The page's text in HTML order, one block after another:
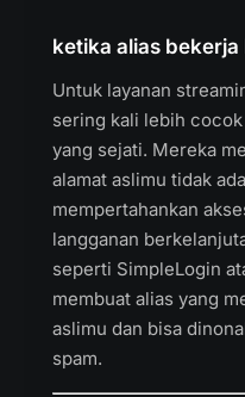
ketika alias bekerja
Untuk layanan
sering kali lebih
yang sejati. Mereka
alamat aslimu tidak
mempertahankan
langganan
seperti SimpleLogin
membuat alias yang
aslimu dan bisa
spam.